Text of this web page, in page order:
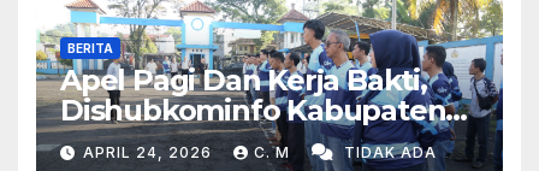
BERITA
Apel Pagi Dan Kerja Bakti,
Dishubkominfo Kabupaten
Tasikmalaya Ciptakan
APRIL 24, 2026 C. M TIDAK ADA